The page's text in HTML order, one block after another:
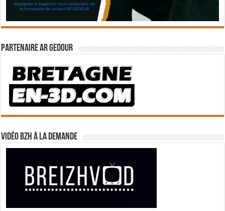
Partenaire Ar Gedour
Vidéo BZH à la demande